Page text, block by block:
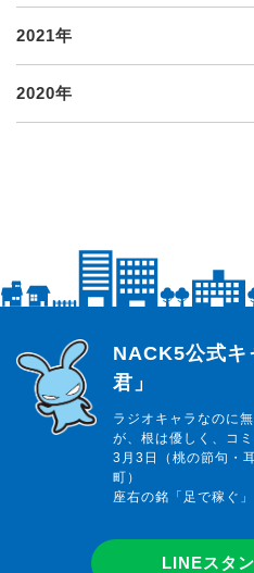
2021年
2020年
らじっと君
NACK5公式キ
君」
ラジオキャラなのに
が、根は優しく、コ
3月3日（桃の節句・
町）
座右の銘「足で稼ぐ」
LINEスタ